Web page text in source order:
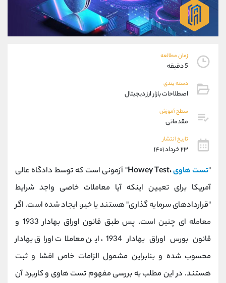
زمان مطالعه
5 دقیقه
دسته بندی
اصطلاحات بازار ارز دیجیتال
سطح آموزش
مقدماتی
تاریخ انتشار
۲۳ خرداد ۱۴۰۱
"تست هاوی،Howey Test
" آزمونی است که توسط دادگاه عالی
آمریکا برای تعیین اینکه آیا معاملات خاصی واجد شرایط
"قراردادهای سرمایه گذاری" هستند یا خیر، ایجاد شده است. اگر
معامله ای چنین است، پس طبق قانون اوراق بهادار 1933 و
قانون بورس اوراق بهادار 1934، این معاملات اوراق بهادار
محسوب شده و بنابراین مشمول الزامات خاص افشا و ثبت
هستند. در این مطلب به بررسی مفهوم تست هاوی و کاربرد آن
09194198792
واتساپ شروع گفتگو
تلگرام @Armteam_admin_33
پشتیبان فروش
موبایل
واتساپ
داخلی
اطلاعات تماس (دفتر فروش)
تلفن 021-22021030
بدون پیش شماره 90001030
اینستاگرام @alireza.mehrabii
کانال تلگرام @alirezamehrabi_com